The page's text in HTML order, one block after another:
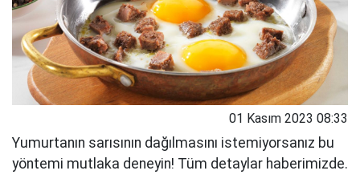
01 Kasım 2023 08:33
Yumurtanın sarısının dağılmasını istemiyorsanız bu
yöntemi mutlaka deneyin! Tüm detaylar haberimizde.